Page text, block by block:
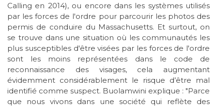
Calling en 2014), ou encore dans les systèmes utilisés
par les forces de l'ordre pour parcourir les photos des
permis de conduire du Massachusetts. Et surtout, on
se trouve dans une situation où les communautés les
plus susceptibles d'être visées par les forces de l'ordre
sont les moins représentées dans le code de
reconnaissance des visages, cela augmentant
évidemment considérablement le risque d’être mal
identifié comme suspect. Buolamwini explique : "Parce
que nous vivons dans une société qui reflète des